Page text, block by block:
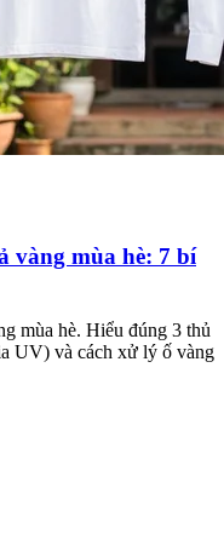
vàng mùa hè: 7 bí
mùa hè. Hiểu đúng 3 thủ
UV) và cách xử lý ố vàng